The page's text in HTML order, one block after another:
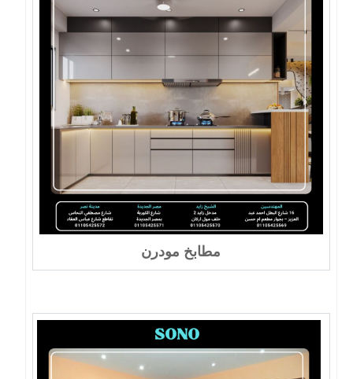
مطابخ مودرن